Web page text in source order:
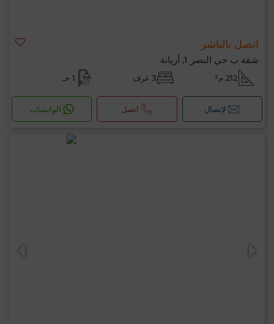
اتصل بالناشر
شقة ب حي النصر 1, أريانة
212 م² 3 غرف 1 حـ
لإتصال اتصل الواتساب